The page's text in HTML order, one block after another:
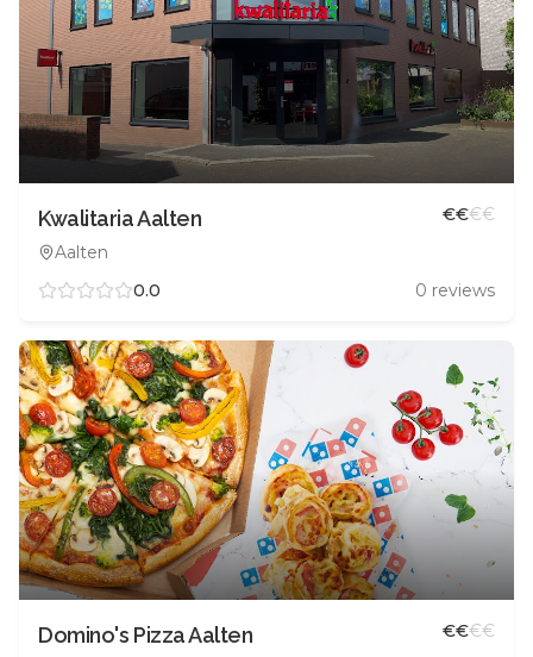
Kwalitaria Aalten
Aalten
€€€€
0.0 0 reviews
Domino's Pizza Aalten €€€€